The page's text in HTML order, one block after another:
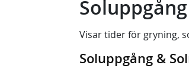
Visar tider för gryning,
Soluppgång &